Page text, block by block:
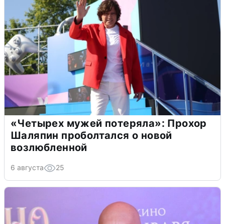
«Четырех мужей потеряла»: Прохор
Шаляпин проболтался о новой
возлюбленной
6 августа 25